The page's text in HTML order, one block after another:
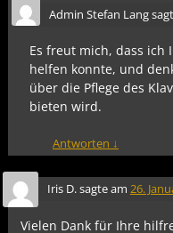
Admin Stefan Lang
Es freut mich, dass ich
helfen konnte, und
über die Pflege des
bieten wird.
Antworten ↓
Iris D.sagte am 26.
Vielen Dank für Ihre